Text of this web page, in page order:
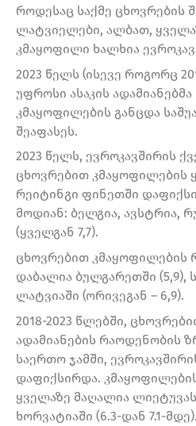
როდესაც საქმე ცხოვრების
ლატვიელები, ალბათ,
კმაყოფილი ხალხია
2023 წელს (ისევე როგორც
უფროსი ასაკის
კმაყოფილების განცდა
შეაფასეს.
2023 წელს, ევროკავშირის
ცხოვრებით კმაყოფილების
რეიტინგი ფინეთში
მოდიან: ბელგია, ავსტრია,
(ყველგან 7,7).
ცხოვრებით კმაყოფილების
დაბალია ბულგარეთში (5,9),
ლატვიაში (ორივეგან – 6,9).
2018-2023 წლებში,
ადამიანების რაოდენობის
საერთო ჯამში,
დაფიქსირდა.
ყველაზე მაღალია
ხორვატიაში (6.3-დან 7.1-